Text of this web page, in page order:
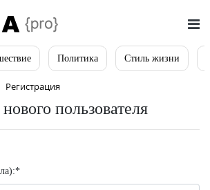
Политика Стиль жизни
Регистрация
пользователя
*